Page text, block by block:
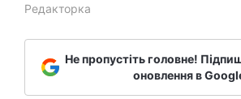
Редакторка
Не пропустіть головне!
оновлення в